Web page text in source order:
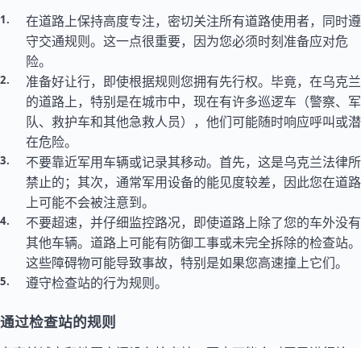
在道路上保持高度专注，密切关注所有道路使用者，同时遵
守交通规则。这一点很重要，因为您必须时刻准备应对危
险。
准备好让行，即使根据规则您拥有先行权。毕竟，在乌克兰
的道路上，特别是在城市中，现在有许多巡逻车（警察、军
队、救护车和其他急救人员），他们可能随时响应呼叫或潜
在危险。
不要靠近军用车辆或记录其移动。首先，这是乌克兰法律所
禁止的；其次，通常军用设备的能见度较差，因此您在道路
上可能不会被注意到。
不要超速，并仔细监控路况，即使道路上除了您的车外没有
其他车辆。道路上可能有防御工事或未完全拆除的检查站。
这些障碍物可能导致事故，特别是如果您高速撞上它们。
遵守检查站的行为规则。
通过检查站的规则